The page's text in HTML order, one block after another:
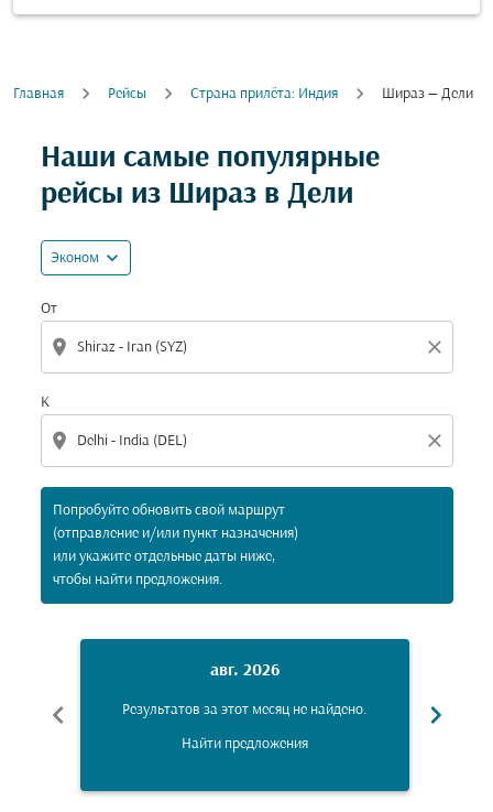
Главная Рейсы Cтрана прилёта: Индия Шираз — Дели
Наши самые популярные
рейсы из Шираз в Дели
Эконом expand_more
От
location_on close
К
location_on close
Попробуйте обновить свой маршрут
(отправление и/или пункт назначения)
или укажите отдельные даты ниже,
чтобы найти предложения.
Попробуйте обновить свой маршрут
chevron_left
авг. 2026
Результатов за этот месяц не найдено.
Найти предложения
chevron_right